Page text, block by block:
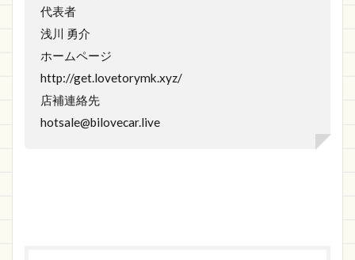
代表者
浅川 勇介
ホームページ
http://get.lovetorymk.xyz/
店補連絡先
hotsale@bilovecar.live